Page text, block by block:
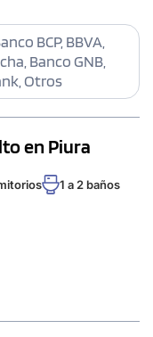
BCP, BBVA,
Banco GNB,
Otros
en Piura
1 a 2 baños